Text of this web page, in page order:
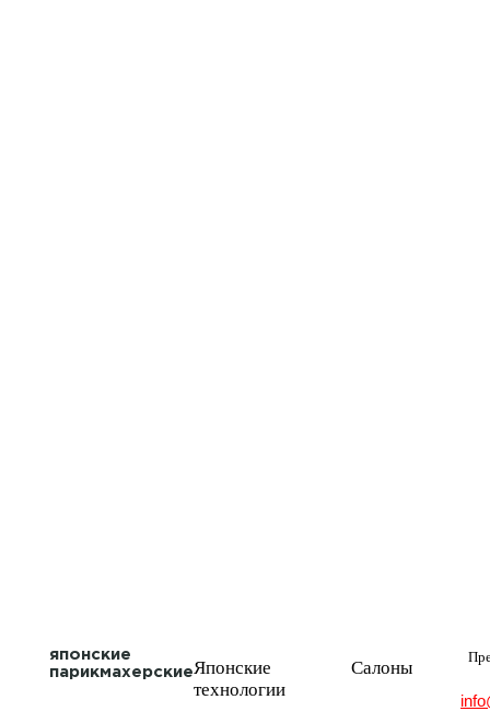
японские
парикмахерскиеЯпонские
технологии
Салоны